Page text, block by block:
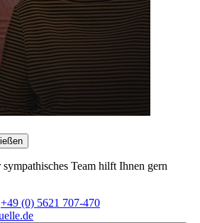
sympathisches Team hilft Ihnen gern
+49 (0) 5621 707-470